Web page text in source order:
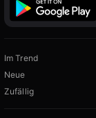
Im Trend
Neue
Zufällig